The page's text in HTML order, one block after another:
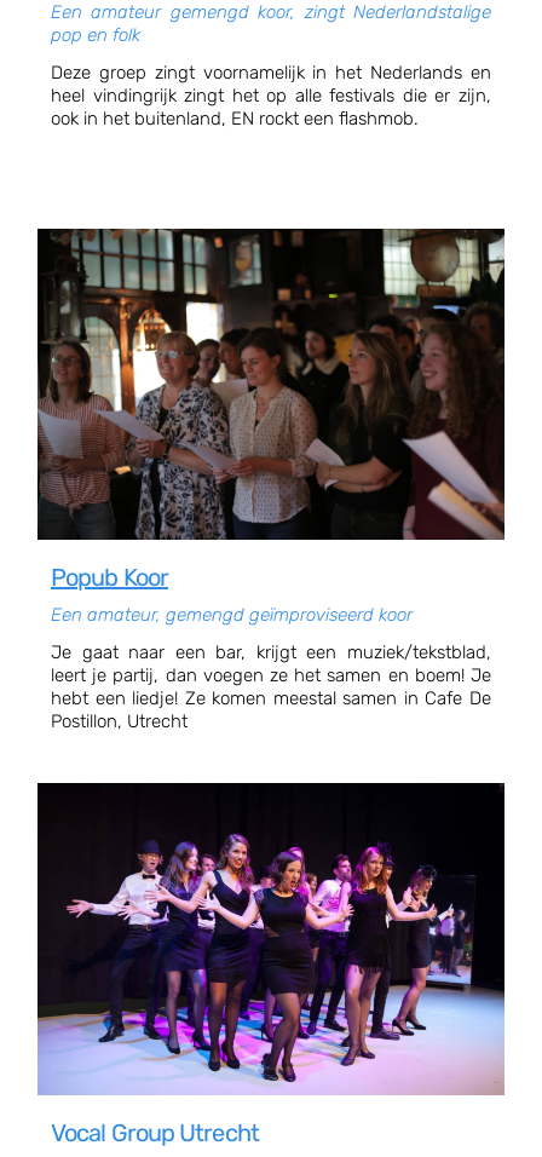
Een amateur gemengd koor, zingt Nederlandstalige
pop en folk
Deze groep zingt voornamelijk in het Nederlands en
heel vindingrijk zingt het op alle festivals die er zijn,
ook in het buitenland, EN rockt een flashmob.
Popub Koor
Een amateur, gemengd geïmproviseerd koor
Je gaat naar een bar, krijgt een muziek/tekstblad,
leert je partij, dan voegen ze het samen en boem! Je
hebt een liedje! Ze komen meestal samen in Cafe De
Postillon, Utrecht
Vocal Group Utrecht